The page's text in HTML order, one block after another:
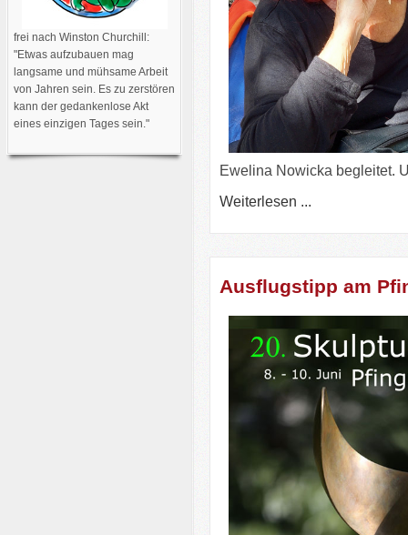
frei nach Winston Churchill:
"Etwas aufzubauen mag
langsame und mühsame Arbeit
von Jahren sein. Es zu zerstören
kann der gedankenlose Akt
eines einzigen Tages sein."
Ewelina Nowicka begleitet.
Weiterlesen ...
Ausflugstipp am